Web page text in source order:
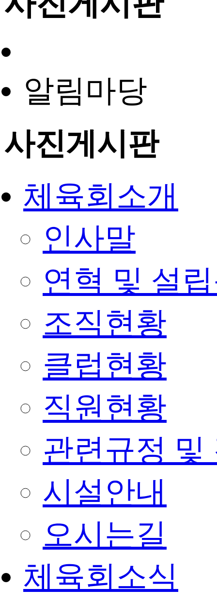
알림마당
사진게시판
체육회소개
인사말
연혁 및 설
조직현황
클럽현황
직원현황
관련규정 및
시설안내
오시는길
체육회소식